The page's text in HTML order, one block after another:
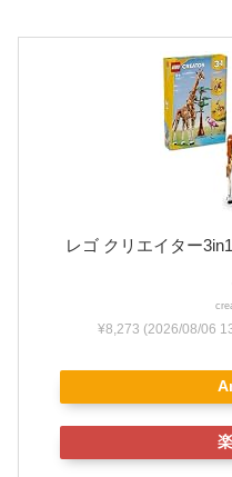
レゴ クリエイター
¥8,273 (2026/08/06